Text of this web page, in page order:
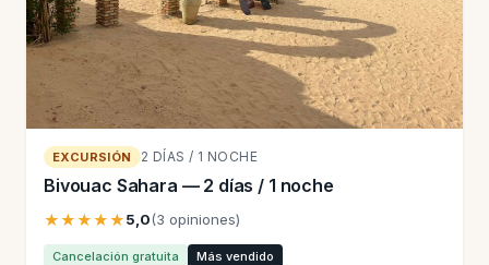
EXCURSIÓN 2 DÍAS / 1 NOCHE
Bivouac Sahara — 2 días / 1 noche
★★★★★5,0(3 opiniones)
Cancelación gratuita Más vendido